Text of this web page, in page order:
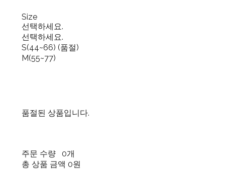
Size
선택하세요.
선택하세요.
S(44~66) (품절)
M(55~77)
품절된 상품입니다.
주문 수량
0개
총 상품 금액 0원